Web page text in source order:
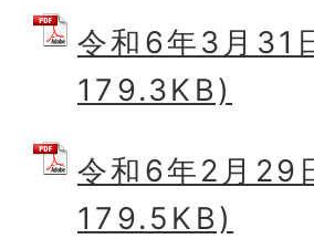
令和6年3月31
179.3KB)
令和6年2月29
179.5KB)